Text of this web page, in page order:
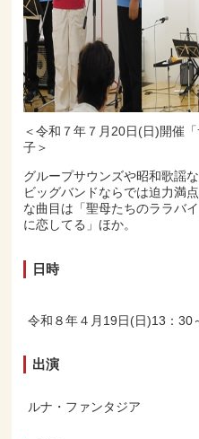
＜令和７年７月20日(日)開催
子＞
グループサウンズや昭和歌謡
ビッグバンドならでは迫力満
な曲目は「聖母たちのララバ
に恋してる」ほか。
日時
令和８年４月19日(日)13：30
出演
ルナ・ファンタジア